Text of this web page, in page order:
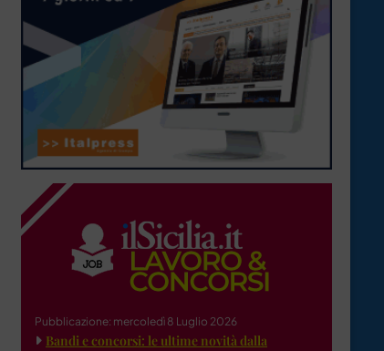
Pubblicazione: mercoledì 8 Luglio 2026
Bandi e concorsi: le ultime novità dalla